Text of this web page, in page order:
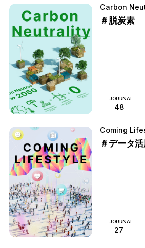
Carbon
＃脱炭素
JOURNAL
48
Coming
＃データ活
JOURNAL
27